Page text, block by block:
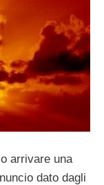
arrivare una
dato dagli